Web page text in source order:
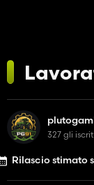
327 gli
Rilascio stimato